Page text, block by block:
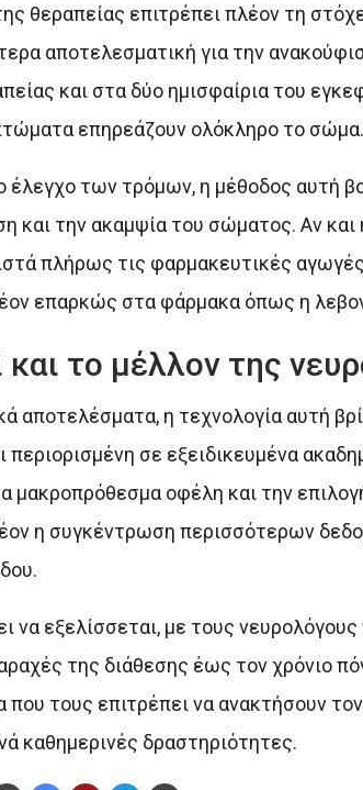
θεραπείας επιτρέπει πλέον τη
αποτελεσματική για την
και στα δύο ημισφαίρια του
επηρεάζουν ολόκληρο το σώμα.
έλεγχο των τρόμων, η μέθοδος αυτή
και την ακαμψία του σώματος. Αν
πλήρως τις φαρμακευτικές
επαρκώς στα φάρμακα όπως η
και το μέλλον της
αποτελέσματα, η τεχνολογία αυτή
σε εξειδικευμένα
μακροπρόθεσμα οφέλη και την
η συγκέντρωση περισσότερων
να εξελίσσεται, με τους
της διάθεσης έως τον χρόνιο
που τους επιτρέπει να ανακτήσουν
καθημερινές δραστηριότητες.